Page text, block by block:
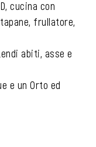
cucina con
frullatore,
abiti, asse e
e un Orto ed